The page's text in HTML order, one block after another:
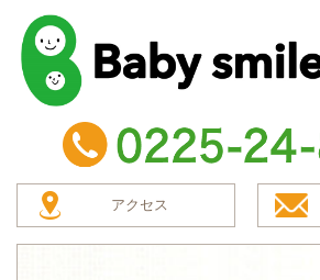
baby smile
TEL：0225-24-8304
アクセス